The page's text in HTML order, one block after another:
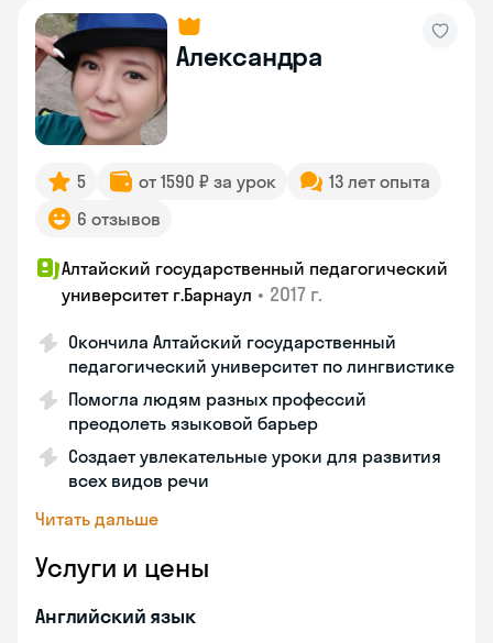
Александра
5 от 1590 ₽ за урок
13 лет опыта
6 отзывов
Алтайский государственный педагогический
университет г.Барнаул • 2017 г.
Окончила Алтайский государственный
педагогический университет по лингвистике
Помогла людям разных профессий
преодолеть языковой барьер
Создает увлекательные уроки для развития
всех видов речи
Читать дальше
Услуги и цены
Английский язык